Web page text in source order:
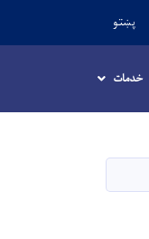
پښتو
خدمات